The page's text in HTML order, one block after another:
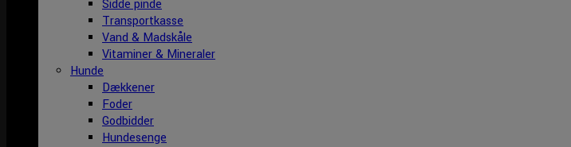
Sidde pinde
Transportkasse
Vand & Madskåle
Vitaminer & Mineraler
Hunde
Dækkener
Foder
Godbidder
Hundesenge